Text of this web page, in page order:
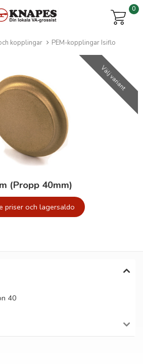
0
kopplingar PEM-kopplingar Isiflo
Välj variant
(Propp 40mm)
priser och lagersaldo
40